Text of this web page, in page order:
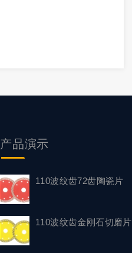
产品演示
110波纹齿72齿陶瓷片
110波纹齿金刚石切磨片